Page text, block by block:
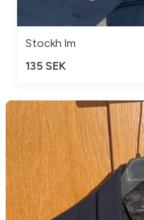
Stockh lm
135 SEK